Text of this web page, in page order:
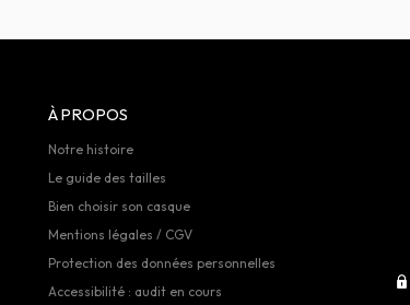
À PROPOS
Notre histoire
Le guide des tailles
Bien choisir son casque
Mentions légales / CGV
Protection des données personnelles
Accessibilité : audit en cours